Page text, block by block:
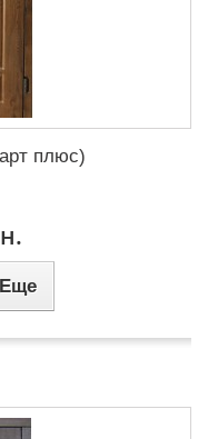
плюс)
Еще